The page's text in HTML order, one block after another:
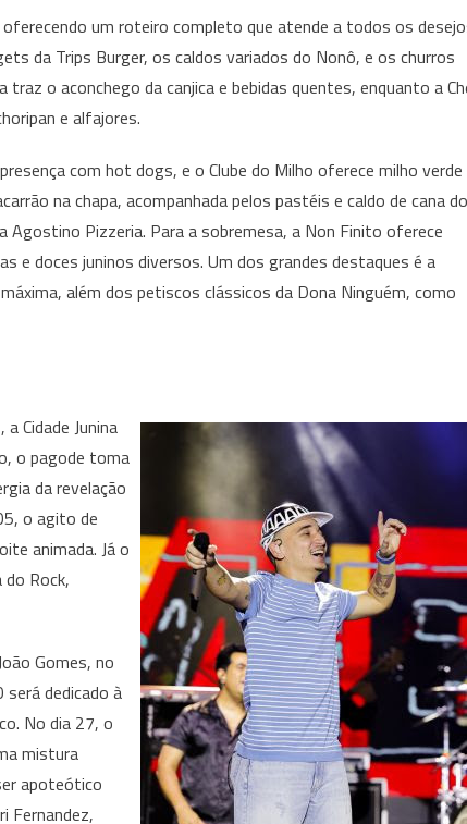
um roteiro completo que atende a todos os
da Trips Burger, os caldos variados do Nonô, e os churros
o aconchego da canjica e bebidas quentes, enquanto a
e alfajores.
com hot dogs, e o Clube do Milho oferece milho verde
na chapa, acompanhada pelos pastéis e caldo de cana do
Agostino Pizzeria. Para a sobremesa, a Non Finito oferece
doces juninos diversos. Um dos grandes destaques é a
além dos petiscos clássicos da Dona Ninguém, como
Cidade Junina
o pagode toma
da revelação
o agito de
animada. Já o
Rock,
Gomes, no
dedicado à
No dia 27, o
mistura
apoteótico
Fernandez,